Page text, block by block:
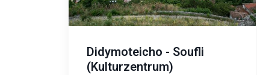
Didymoteicho - Soufli
(Kulturzentrum)